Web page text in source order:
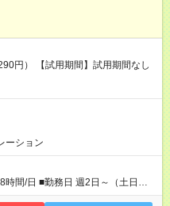
研修受講8日～10日（時給1290円） 【試用期間】試用期間なし
ーション
時間/日 ■勤務日 週2日～（土日祝